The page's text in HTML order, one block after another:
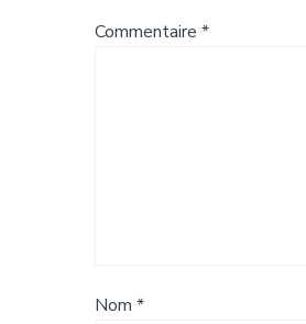
Commentaire *
Nom *